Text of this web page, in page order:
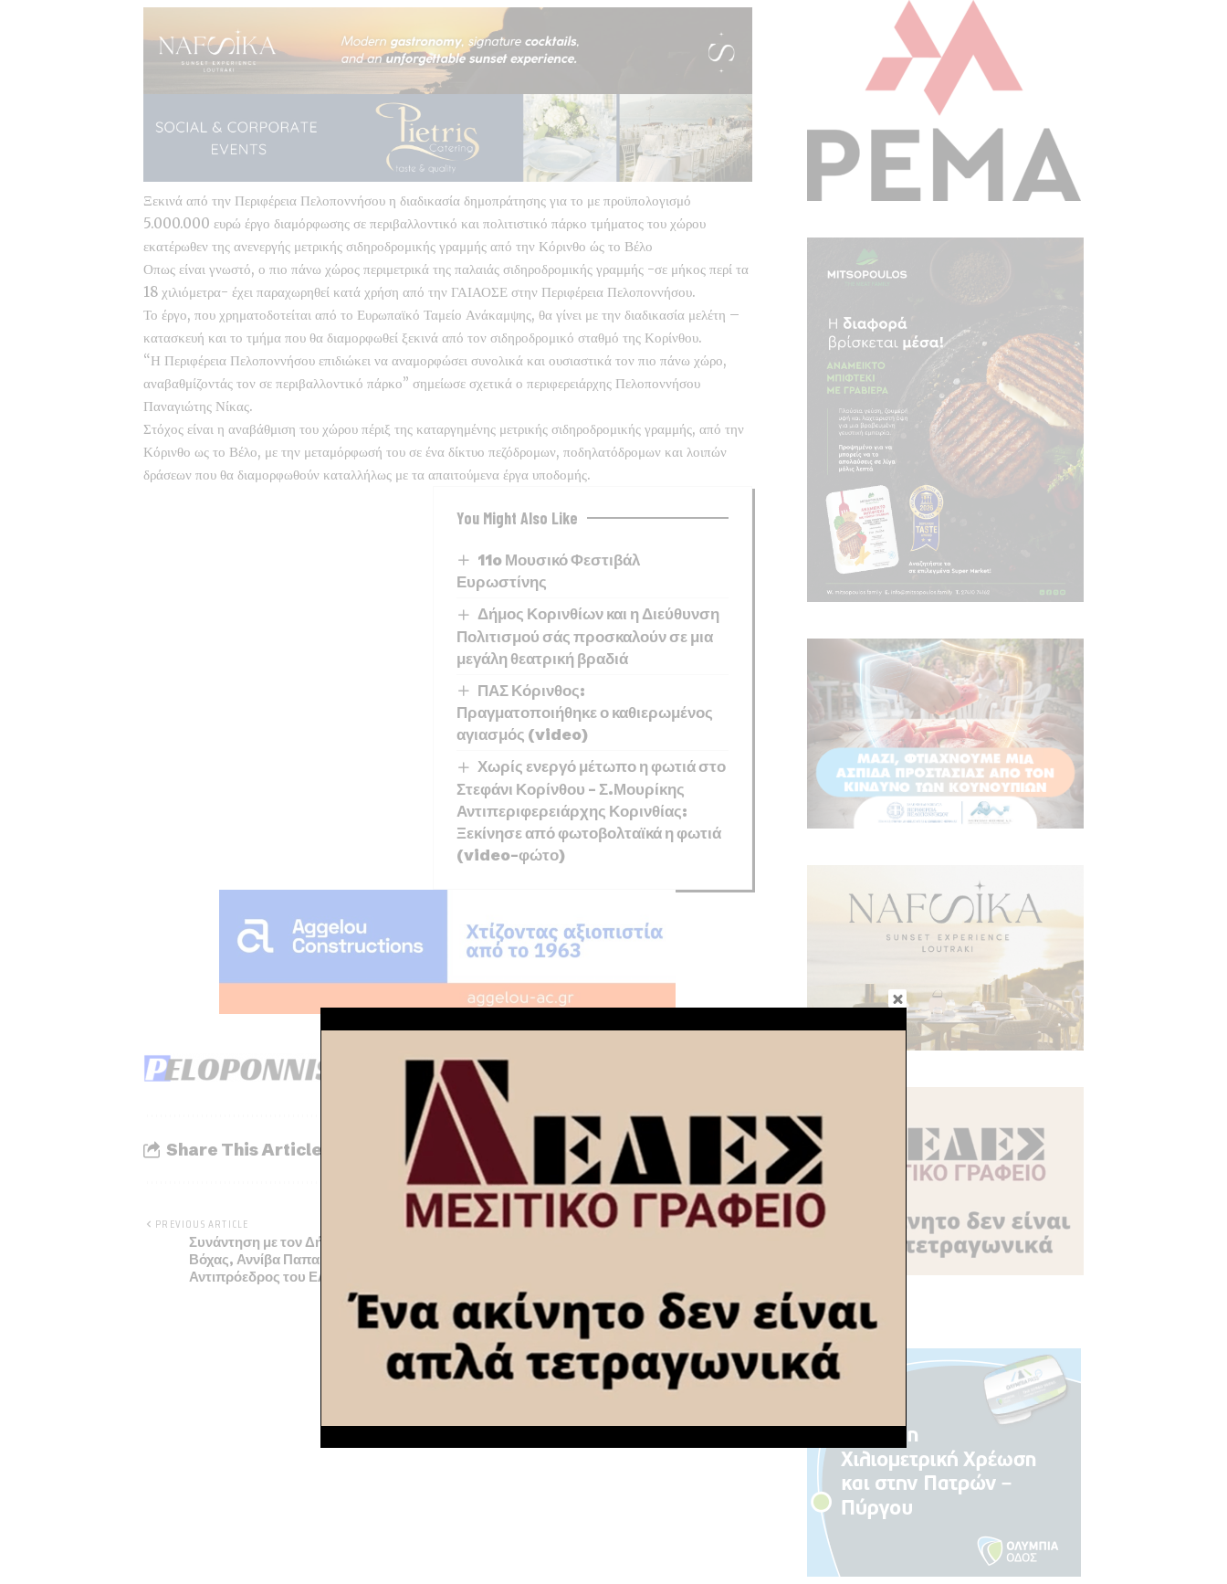
Ξεκινά από την Περιφέρεια Πελοποννήσου η διαδικασία δημοπράτησης για το με προϋπολογισμό
5.000.000 ευρώ έργο διαμόρφωσης σε περιβαλλοντικό και πολιτιστικό πάρκο τμήματος του χώρου
εκατέρωθεν της ανενεργής μετρικής σιδηροδρομικής γραμμής από την Κόρινθο ώς το Βέλο
Οπως είναι γνωστό, ο πιο πάνω χώρος περιμετρικά της παλαιάς σιδηροδρομικής γραμμής -σε μήκος περί τα
18 χιλιόμετρα- έχει παραχωρηθεί κατά χρήση από την ΓΑΙΑΟΣΕ στην Περιφέρεια Πελοποννήσου.
Το έργο, που χρηματοδοτείται από το Ευρωπαϊκό Ταμείο Ανάκαμψης, θα γίνει με την διαδικασία μελέτη –
κατασκευή και το τμήμα που θα διαμορφωθεί ξεκινά από τον σιδηροδρομικό σταθμό της Κορίνθου.
“Η Περιφέρεια Πελοποννήσου επιδιώκει να αναμορφώσει συνολικά και ουσιαστικά τον πιο πάνω χώρο,
αναβαθμίζοντάς τον σε περιβαλλοντικό πάρκο” σημείωσε σχετικά ο περιφερειάρχης Πελοποννήσου
Παναγιώτης Νίκας.
Στόχος είναι η αναβάθμιση του χώρου πέριξ της καταργημένης μετρικής σιδηροδρομικής γραμμής, από την
Κόρινθο ως το Βέλο, με την μεταμόρφωσή του σε ένα δίκτυο πεζόδρομων, ποδηλατόδρομων και λοιπών
δράσεων που θα διαμορφωθούν καταλλήλως με τα απαιτούμενα έργα υποδομής.
You Might Also Like
11o Μουσικό Φεστιβάλ
Ευρωστίνης
Δήμος Κορινθίων και η Διεύθυνση
Πολιτισμού σάς προσκαλούν σε μια
μεγάλη θεατρική βραδιά
ΠΑΣ Κόρινθος:
Πραγματοποιήθηκε ο καθιερωμένος
αγιασμός (video)
Χωρίς ενεργό μέτωπο η φωτιά στο
Στεφάνι Κορίνθου – Σ.Μουρίκης
Αντιπεριφερειάρχης Κορινθίας:
Ξεκίνησε από φωτοβολταϊκά η φωτιά
(video-φώτο)
Share This Article
PREVIOUS ARTICLE
Συνάντηση με τον Δήμαρχο Βέλου
Βόχας, Αννίβα Παπακυριάκο είχε ο
Αντιπρόεδρος του ΕΛΓΑ, Γ. Φερετζάνης
NEXT ARTICLE
μπάρες